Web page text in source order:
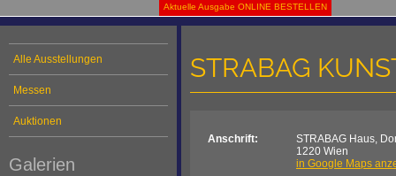
Aktuelle Ausgabe ONLINE BESTELLEN
Alle Ausstellungen
Messen
Auktionen
Galerien
STRABAG
Anschrift:
STRABAG Haus,
1220 Wien
in Google Maps